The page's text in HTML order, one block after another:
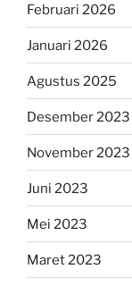
Februari 2026
Januari 2026
Agustus 2025
Desember 2023
November 2023
Juni 2023
Mei 2023
Maret 2023